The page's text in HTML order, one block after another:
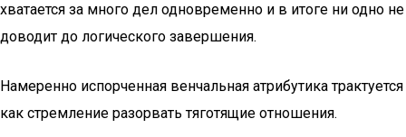
хватается за много дел одновременно и в итоге ни одно не
доводит до логического завершения.
Намеренно испорченная венчальная атрибутика трактуется
как стремление разорвать тяготящие отношения.